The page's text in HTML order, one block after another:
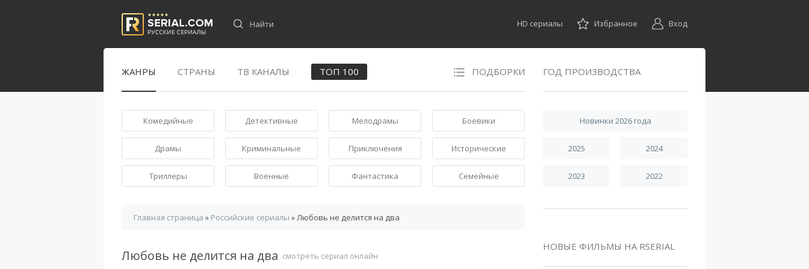
HD сериалы Избранное Вход
ЖАНРЫ СТРАНЫ ТВ КАНАЛЫ ПОДБОРКИ
ТОП 100
Комедийные Детективные Мелодрамы Боевики
Драмы Криминальные Приключения Исторические
Триллеры Военные Фантастика Семейные
Главная страница » Российские сериалы » Любовь не делится на два
Любовь не делится на два смотреть сериал онлайн
ГОД ПРОИЗВОДСТВА
Новинки 2026 года
2025 2024
2023 2022
НОВЫЕ ФИЛЬМЫ НА RSERIAL